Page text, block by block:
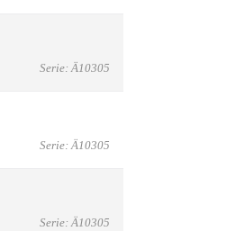
Serie: Ä10305
Serie: Ä10305
Serie: Ä10305